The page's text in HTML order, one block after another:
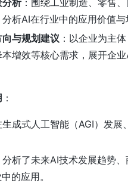
析AI在行业中的应用价值
与规划建议 ：以企业为主
增效等核心需求，展开企
：
生成式人工智能（AGI）发
分析了未来AI技术发展趋势
的应用。